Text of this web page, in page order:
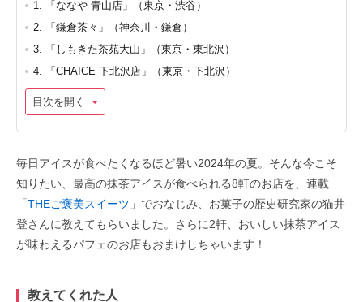
1. 「ななや 青山店」（東京・渋谷）
2. 「鎌倉茶々」（神奈川・鎌倉）
3. 「しもきた茶苑大山」（東京・東北沢）
4. 「CHAICE 下北沢店」（東京・下北沢）
目次を開く
毎日アイスが食べたくなるほど暑い2024年の夏。そんな今こそ
知りたい、最高の抹茶アイスが食べられる8軒のお店を、連載
「THEご褒美スイーツ 」でおなじみ、お菓子の歴史研究家の猫井
登さんに教えてもらいました。さらに2軒、おいしい抹茶アイス
が味わえるパフェのお店もおまけしちゃいます！
教えてくれた人